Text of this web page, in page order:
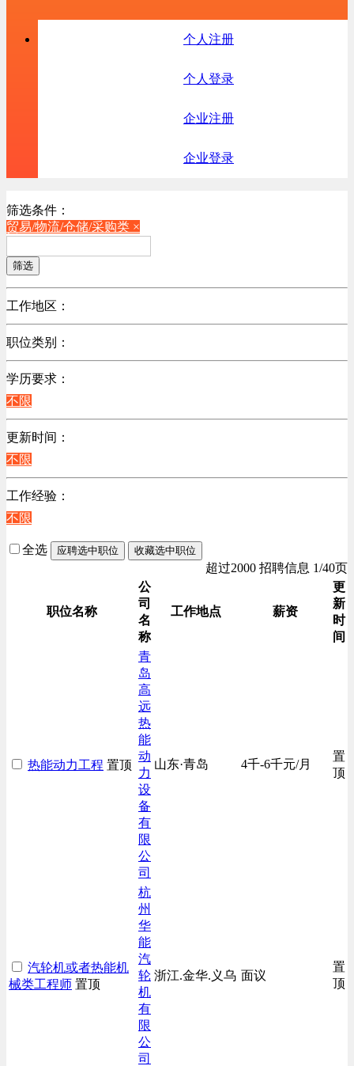
个人注册
个人登录
企业注册
企业登录
筛选条件：
贸易/物流/仓储/采购类 ×
筛选
工作地区：
不限
职位类别：
不限
生产/加工/认证类
机械制造/仪器仪表类
汽车/交通类
技工/维修类
贸易/物流/仓储/采购类
电力电气/能源/自动化
销售管理类
销售类
高级管理类
学历要求：
不限
更新时间：
不限
工作经验：
不限
全选 应聘选中职位 收藏选中职位
超过2000 招聘信息 1/40页
职位名称
公
司
名
称
工作地点 薪资
更
新
时
间
热能动力工程 置顶
青
岛
高
远
热
能
动
力
设
备
有
限
公
司
山东·青岛 4千-6千元/月
置
顶
汽轮机或者热能机
械类工程师 置顶
杭
州
华
能
汽
轮
机
有
限
公
司
浙江.金华.义乌 面议
置
顶